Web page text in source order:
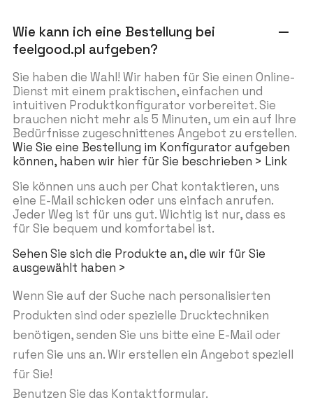
Wie kann ich eine Bestellung bei
feelgood.pl aufgeben?
remove
Sie haben die Wahl! Wir haben für Sie einen Online-
Dienst mit einem praktischen, einfachen und
intuitiven Produktkonfigurator vorbereitet. Sie
brauchen nicht mehr als 5 Minuten, um ein auf Ihre
Bedürfnisse zugeschnittenes Angebot zu erstellen.
Wie Sie eine Bestellung im Konfigurator aufgeben
können, haben wir hier für Sie beschrieben > Link
Sie können uns auch per Chat kontaktieren, uns
eine E-Mail schicken oder uns einfach anrufen.
Jeder Weg ist für uns gut. Wichtig ist nur, dass es
für Sie bequem und komfortabel ist.
Sehen Sie sich die Produkte an, die wir für Sie
ausgewählt haben >
Wenn Sie auf der Suche nach personalisierten
Produkten sind oder spezielle Drucktechniken
benötigen, senden Sie uns bitte eine E-Mail oder
rufen Sie uns an. Wir erstellen ein Angebot speziell
für Sie!
Benutzen Sie das Kontaktformular.